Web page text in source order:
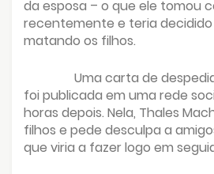
da esposa – o que ele tomou
recentemente e teria
matando os filhos.
Uma carta de
foi publicada em uma rede
horas depois. Nela, Thales
filhos e pede desculpa a
que viria a fazer logo em